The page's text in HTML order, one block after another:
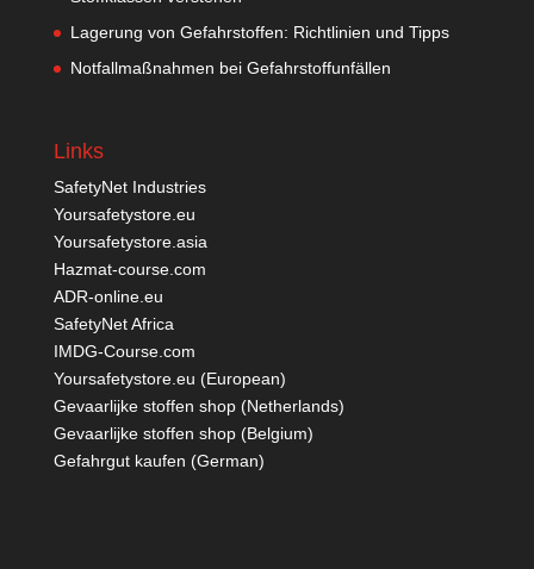
Lagerung von Gefahrstoffen: Richtlinien und Tipps
Notfallmaßnahmen bei Gefahrstoffunfällen
Links
SafetyNet Industries
Yoursafetystore.eu
Yoursafetystore.asia
Hazmat-course.com
ADR-online.eu
SafetyNet Africa
IMDG-Course.com
Yoursafetystore.eu (European)
Gevaarlijke stoffen shop (Netherlands)
Gevaarlijke stoffen shop (Belgium)
Gefahrgut kaufen (German)